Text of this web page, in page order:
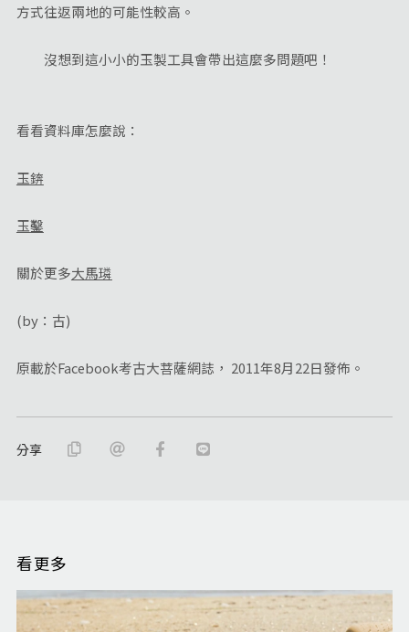
方式往返兩地的可能性較高。
沒想到這小小的玉製工具會帶出這麼多問題吧！
看看資料庫怎麼說：
玉錛
玉鑿
關於更多大馬璘
(by：古)
原載於Facebook考古大菩薩網誌， 2011年8月22日發佈。
分享
看更多